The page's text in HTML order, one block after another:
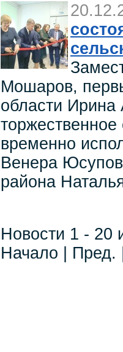
Мошаров,
области
торжественное
временно
Венера
района
Новости 1 - 20
Начало |